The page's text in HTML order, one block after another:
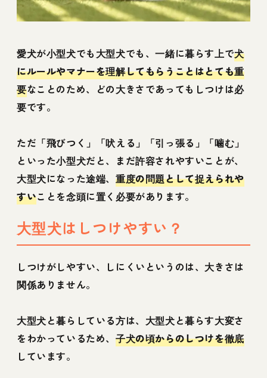
愛犬が小型犬でも大型犬でも、一緒に暮らす上で犬
にルールやマナーを理解してもらうことはとても重
要なことのため、どの大きさであってもしつけは必
要です。
ただ「飛びつく」「吠える」「引っ張る」「噛む」
といった小型犬だと、まだ許容されやすいことが、
大型犬になった途端、 重度の問題として捉えられや
すいことを念頭に置く必要があります。
大型犬はしつけやすい？
しつけがしやすい、しにくいというのは、大きさは
関係ありません。
大型犬と暮らしている方は、大型犬と暮らす大変さ
をわかっているため、子犬の頃からのしつけを徹底
しています。